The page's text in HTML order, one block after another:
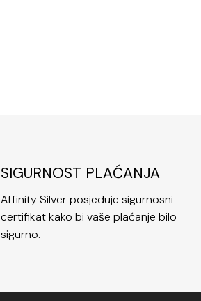
SIGURNOST PLAĆANJA
Affinity Silver posjeduje sigurnosni
certifikat kako bi vaše plaćanje bilo
sigurno.